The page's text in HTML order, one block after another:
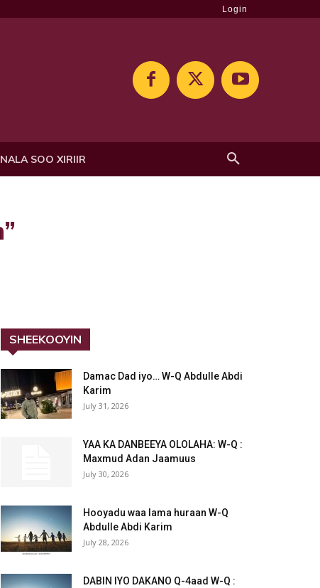
Login
NALA SOO XIRIIR
SHEEKOOYIN
Damac Dad iyo… W-Q Abdulle Abdi
Karim
July 31, 2026
YAA KA DANBEEYA OLOLAHA: W-Q :
Maxmud Adan Jaamuus
July 30, 2026
Hooyadu waa lama huraan W-Q
Abdulle Abdi Karim
July 28, 2026
DABIN IYO DAKANO Q-4aad W-Q :